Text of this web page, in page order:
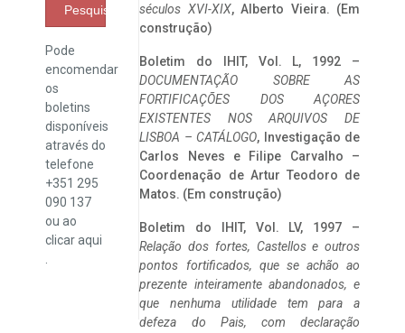
Pesquisar
Pode
encomendar
os
boletins
disponíveis
através do
telefone
+351 295
090 137
ou ao
clicaraqui
séculos XVI-XIX, Alberto Vieira. (Em
construção)
Boletim do IHIT, Vol. L, 1992 –
DOCUMENTAÇÃO SOBRE AS
FORTIFICAÇÕES DOS AÇORES
EXISTENTES NOS ARQUIVOS DE
LISBOA – CATÁLOGO, Investigação de
Carlos Neves e Filipe Carvalho –
Coordenação de Artur Teodoro de
Matos. (Em construção)
Boletim do IHIT, Vol. LV, 1997 –
Relação dos fortes, Castellos e outros
pontos fortificados, que se achão ao
prezente inteiramente abandonados, e
que nenhuma utilidade tem para a
defeza do Pais, com declaração